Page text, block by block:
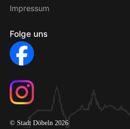
Impressum
Folge uns
© Stadt Döbeln 2026